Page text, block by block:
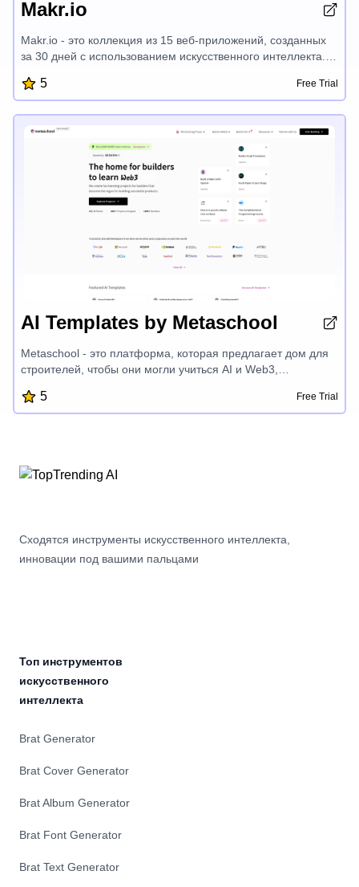
Makr.io
Makr.io - это коллекция из 15 веб-приложений, созданных
за 30 дней с использованием искусственного интеллекта.
преобразование SVG в PNG, предварительный просмотр
электронной почты, RSS-читатель, проверка домена
тестирование темы электронной почты, вдохновляющие
цитаты, исследователь стран, цветовой пипетка,
рекомендации книг, таймер Pomodoro, планировщик
повестки дня, улучшенный HN, исследователь
репозиториев GitHub и счетчик мероприятий - все это
разработано для оптимизации вашего цифрового рабочего
5 Free Trial
AI Templates by Metaschool
Metaschool - это платформа, которая предлагает дом для
строителей, чтобы они могли учиться AI и Web3,
персонализированные обучающие треки и экспертное
наставничество, чтобы помочь разработчикам преуспеть в
сделать строительство веселым и простым, Metaschool
расширяет возможности разработчиков для создания
5 Free Trial
Сходятся инструменты искусственного интеллекта,
инновации под вашими пальцами
Топ инструментов
искусственного
интеллекта
Brat Generator
Brat Cover Generator
Brat Album Generator
Brat Font Generator
Brat Text Generator